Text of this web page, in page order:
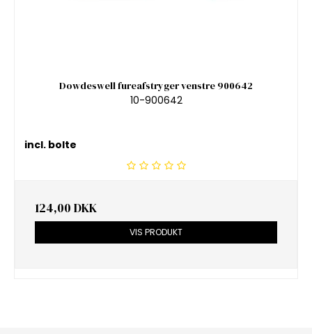
Dowdeswell fureafstryger venstre 900642
10-900642
incl. bolte
124,00 DKK
VIS PRODUKT